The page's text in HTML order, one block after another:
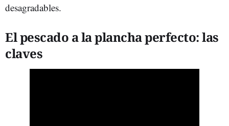
desagradables.
El pescado a la plancha perfecto: las
claves